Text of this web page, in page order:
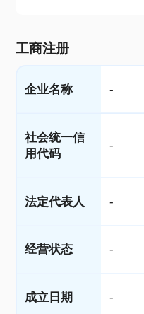
工商注册
企业名称 -
社会统一信
用代码
-
法定代表人 -
经营状态 -
成立日期 -